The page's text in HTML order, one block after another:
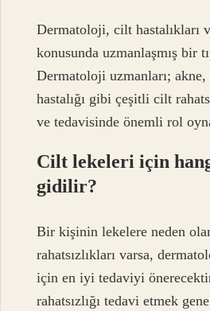
Dermatoloji, cilt hastalıkları
konusunda uzmanlaşmış bir
Dermatoloji uzmanları; akne,
hastalığı gibi çeşitli cilt
ve tedavisinde önemli rol
Cilt lekeleri için
gidilir?
Bir kişinin lekelere neden
rahatsızlıkları varsa,
için en iyi tedaviyi
rahatsızlığı tedavi etmek